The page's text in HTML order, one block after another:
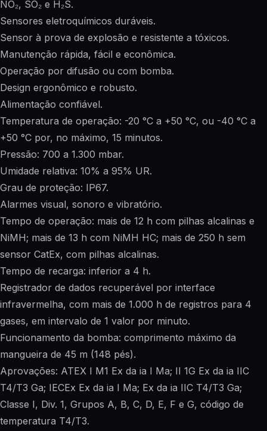
NO₂, SO₂ e H₂S.
Sensores eletroquímicos duráveis.
Sensor à prova de explosão e resistente a tóxicos.
Manutenção rápida, fácil e econômica.
Operação por difusão ou com bomba.
Design ergonômico e robusto.
Alimentação confiável.
Temperatura de operação: -20 °C a +50 °C, ou -40 °C a
+50 °C por, no máximo, 15 minutos.
Pressão: 700 a 1.300 mbar.
Umidade relativa: 10% a 95% UR.
Grau de proteção: IP67.
Alarmes visual, sonoro e vibratório.
Tempo de operação: mais de 12 h com pilhas alcalinas e
NiMH; mais de 13 h com NiMH HC; mais de 250 h sem
sensor CatEx, com pilhas alcalinas.
Tempo de recarga: inferior a 4 h.
Registrador de dados recuperável por interface
infravermelha, com mais de 1.000 h de registros para 4
gases, em intervalo de 1 valor por minuto.
Funcionamento da bomba: comprimento máximo da
mangueira de 45 m (148 pés).
Aprovações: ATEX I M1 Ex da ia I Ma; II 1G Ex da ia IIC
T4/T3 Ga; IECEx Ex da ia I Ma; Ex da ia IIC T4/T3 Ga;
Classe I, Div. 1, Grupos A, B, C, D, E, F e G, código de
temperatura T4/T3.